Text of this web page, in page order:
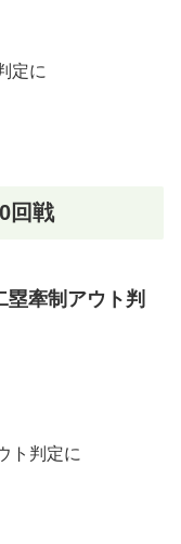
定に
回戦
塁牽制アウト判
ト判定に